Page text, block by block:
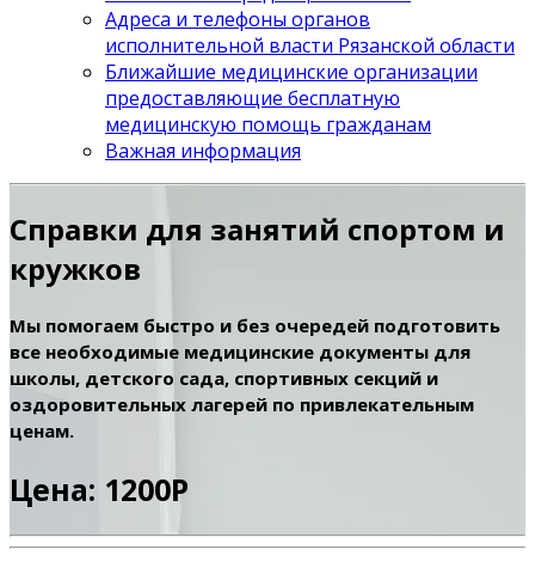
Адреса и телефоны органов
исполнительной власти Рязанской области
Ближайшие медицинские организации
предоставляющие бесплатную
медицинскую помощь гражданам
Важная информация
Справки для занятий спортом и
кружков
Мы помогаем быстро и без очередей подготовить
все необходимые медицинские документы для
школы, детского сада, спортивных секций и
оздоровительных лагерей по привлекательным
ценам.
Цена: 1200Р